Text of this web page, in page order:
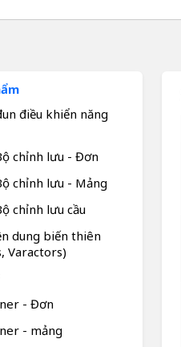
điều khiển năng
chỉnh lưu - Đơn
chỉnh lưu - Mảng
chỉnh lưu cầu
dung biến thiên
Varactors)
- Đơn
- mảng